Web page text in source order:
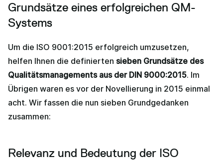
Grundsätze eines erfolgreichen QM-
Systems
Um die ISO 9001:2015 erfolgreich umzusetzen,
helfen Ihnen die definierten sieben Grundsätze des
Qualitätsmanagements aus der DIN 9000:2015. Im
Übrigen waren es vor der Novellierung in 2015 einmal
acht. Wir fassen die nun sieben Grundgedanken
zusammen:
Relevanz und Bedeutung der ISO